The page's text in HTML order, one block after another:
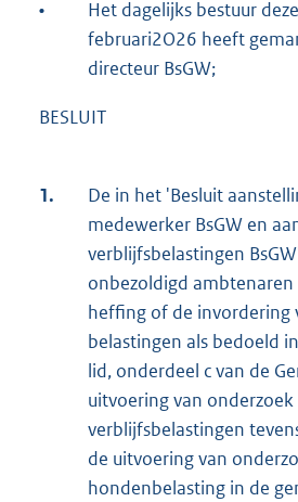
•
Het dagelijks bestuur
februari2O26 heeft
directeur BsGW;
BESLUIT
1.
De in het 'Besluit
medewerker BsGW en
verblijfsbelastingen
onbezoldigd
heffing of de invordering
belastingen als bedoeld
lid, onderdeel c van de
uitvoering van
verblijfsbelastingen
de uitvoering van
hondenbelasting in de